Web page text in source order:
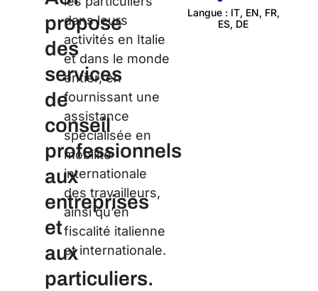
propose
des
services
de
conseil
professionnels
aux
entreprises
et
aux
particuliers.
dans leurs
activités en Italie
et dans le monde
entier, en
fournissant une
assistance
spécialisée en
mobilité
internationale
des travailleurs,
ainsi qu’en
fiscalité italienne
et internationale.
Langue : IT, EN, FR,
ES, DE